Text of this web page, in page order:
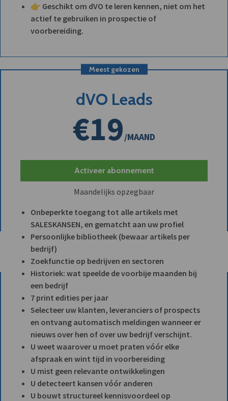
👉 Geschikt om dVO te leren kennen, niet om het
actief te gebruiken in prospectie of
voorbereiding.
Meest gekozen
dVO Leads
€19/MAAND
Activeer abonnement
Maandelijks opzegbaar
Onbeperkte toegang tot alle artikels met
SALESKANSEN, en gematcht aan uw profiel
Persoonlijke bibliotheek (bewaar artikels per
bedrijf)
Zoekfunctie op bedrijven en sectoren
Historiek: wat speelde de voorbije maanden bij
een bedrijf
7 print edities per jaar
Selecteer uw klanten, leveranciers of prospects
en ontvang automatisch meldingen wanneer er
nieuws over hen of over uw bedrijf verschijnt.
U weet waarover u moet praten vóór elke
afspraak en wint tijd in voorbereiding
U mist geen relevante ontwikkelingen
U detecteert kansen vóór anderen
U bouwt structureel kennisvoordeel op